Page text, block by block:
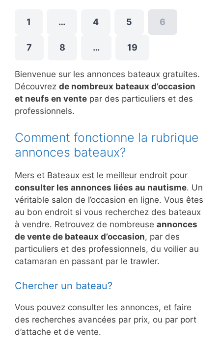
1 … 4 5 6
7 8 … 19
Bienvenue sur les annonces bateaux gratuites.
Découvrez de nombreux bateaux d’occasion
et neufs en vente par des particuliers et des
professionnels.
Comment fonctionne la rubrique
annonces bateaux?
Mers et Bateaux est le meilleur endroit pour
consulter les annonces liées au nautisme. Un
véritable salon de l’occasion en ligne. Vous êtes
au bon endroit si vous recherchez des bateaux
à vendre. Retrouvez de nombreuse annonces
de vente de bateaux d’occasion, par des
particuliers et des professionnels, du voilier au
catamaran en passant par le trawler.
Chercher un bateau?
Vous pouvez consulter les annonces, et faire
des recherches avancées par prix, ou par port
d’attache et de vente.